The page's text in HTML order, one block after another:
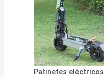
Patinetes eléctricos